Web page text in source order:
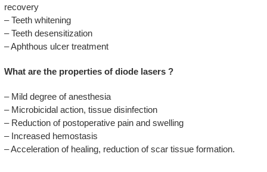
recovery
– Teeth whitening
– Teeth desensitization
– Aphthous ulcer treatment
What are the properties of diode lasers ?
– Mild degree of anesthesia
– Microbicidal action, tissue disinfection
– Reduction of postoperative pain and swelling
– Increased hemostasis
– Acceleration of healing, reduction of scar tissue formation.